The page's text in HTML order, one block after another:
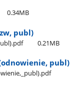
0.34MB
publ)
0.21MB
publ)